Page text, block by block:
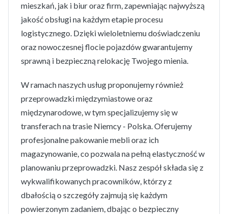
mieszkań, jak i biur oraz firm, zapewniając najwyższą
jakość obsługi na każdym etapie procesu
logistycznego. Dzięki wieloletniemu doświadczeniu
oraz nowoczesnej flocie pojazdów gwarantujemy
sprawną i bezpieczną relokację Twojego mienia.
W ramach naszych usług proponujemy również
przeprowadzki międzymiastowe oraz
międzynarodowe, w tym specjalizujemy się w
transferach na trasie Niemcy - Polska. Oferujemy
profesjonalne pakowanie mebli oraz ich
magazynowanie, co pozwala na pełną elastyczność w
planowaniu przeprowadzki. Nasz zespół składa się z
wykwalifikowanych pracowników, którzy z
dbałością o szczegóły zajmują się każdym
powierzonym zadaniem, dbając o bezpieczny